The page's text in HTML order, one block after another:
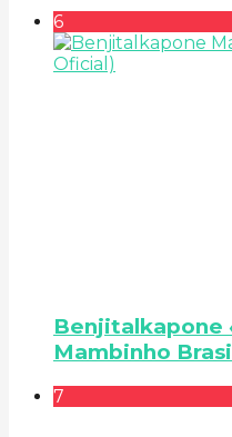
6
Benjitalkapone
Mambinho
7